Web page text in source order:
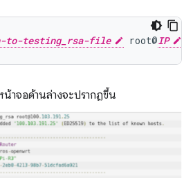
to-testing_rsa-file root@IP
าจอด้านล่างจะปรากฏขึ้น